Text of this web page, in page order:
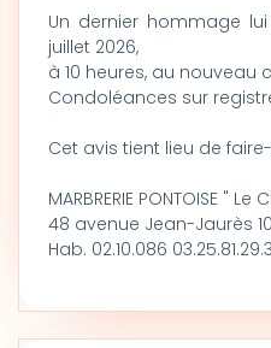
Un dernier hommage
juillet 2026,
à 10 heures, au nouveau
Condoléances sur
Cet avis tient lieu de
MARBRERIE PONTOISE "
48 avenue Jean-Jaurès
Hab. 02.10.086